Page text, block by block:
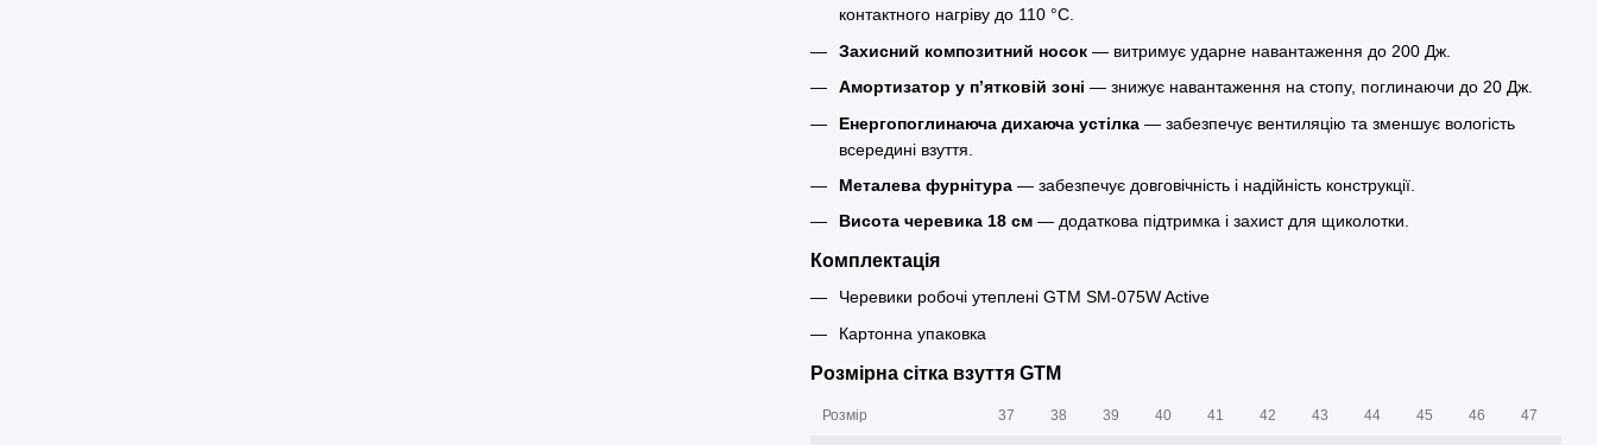
контактного нагріву до 110 °C.
Захисний композитний носок — витримує ударне навантаження до 200 Дж.
Амортизатор у п’ятковій зоні — знижує навантаження на стопу, поглинаючи до 20 Дж.
Енергопоглинаюча дихаюча устілка — забезпечує вентиляцію та зменшує вологість
всередині взуття.
Металева фурнітура — забезпечує довговічність і надійність конструкції.
Висота черевика 18 см — додаткова підтримка і захист для щиколотки.
Комплектація
Черевики робочі утеплені GTM SM-075W Active
Картонна упаковка
Розмірна сітка взуття GTM
Розмір 37 38 39 40 41 42 43 44 45 46 47